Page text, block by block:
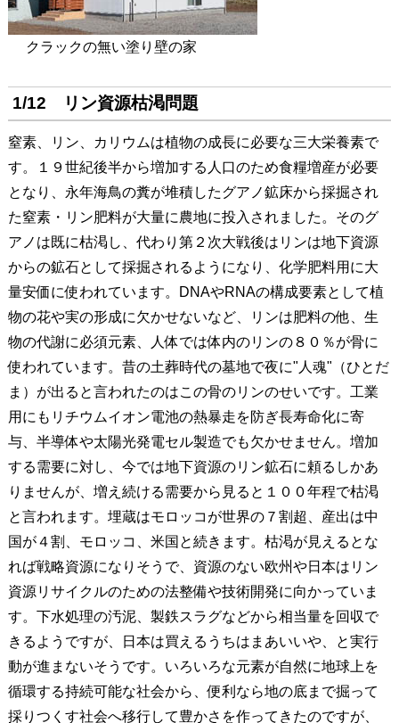
クラックの無い塗り壁の家
1/12 リン資源枯渇問題
窒素、リン、カリウムは植物の成長に必要な三大栄養素で
す。１９世紀後半から増加する人口のため食糧増産が必要
となり、永年海鳥の糞が堆積したグアノ鉱床から採掘され
た窒素・リン肥料が大量に農地に投入されました。そのグ
アノは既に枯渇し、代わり第２次大戦後はリンは地下資源
からの鉱石として採掘されるようになり、化学肥料用に大
量安価に使われています。DNAやRNAの構成要素として植
物の花や実の形成に欠かせないなど、リンは肥料の他、生
物の代謝に必須元素、人体では体内のリンの８０％が骨に
使われています。昔の土葬時代の墓地で夜に"人魂"（ひとだ
ま）が出ると言われたのはこの骨のリンのせいです。工業
用にもリチウムイオン電池の熱暴走を防ぎ長寿命化に寄
与、半導体や太陽光発電セル製造でも欠かせません。増加
する需要に対し、今では地下資源のリン鉱石に頼るしかあ
りませんが、増え続ける需要から見ると１００年程で枯渇
と言われます。埋蔵はモロッコが世界の７割超、産出は中
国が４割、モロッコ、米国と続きます。枯渇が見えるとな
れば戦略資源になりそうで、資源のない欧州や日本はリン
資源リサイクルのための法整備や技術開発に向かっていま
す。下水処理の汚泥、製鉄スラグなどから相当量を回収で
きるようですが、日本は買えるうちはまあいいや、と実行
動が進まないそうです。いろいろな元素が自然に地球上を
循環する持続可能な社会から、便利なら地の底まで掘って
採りつくす社会へ移行して豊かさを作ってきたのですが、